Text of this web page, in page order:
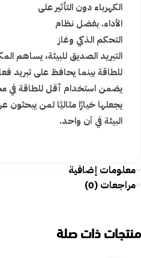
الكهرباء دون التأثير على
الأداء. بفضل نظام
التحكم الذكي وغاز
التبريد الصديق للبيئة، يساهم
للطاقة بينما يحافظ على تبريد
يضمن استخدام أقل للطاقة في
يجعلها خيارًا مثاليًا لمن يبحثون
البيئة في آن واحد.
معلومات إضافية
مراجعات (0)
منتجات ذات صلة